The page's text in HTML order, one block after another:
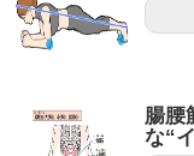
腸腰
な“